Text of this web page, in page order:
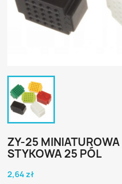
ZY-25
STYKOWA 25 PÓL
2,64 zł